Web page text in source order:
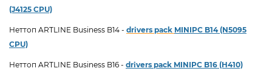
(J4125 CPU)
Неттоп ARTLINE Business B14 - drivers pack MINIPC B14 (N5095
CPU)
Неттоп ARTLINE Business B16 - drivers pack MINIPC B16 (H410)